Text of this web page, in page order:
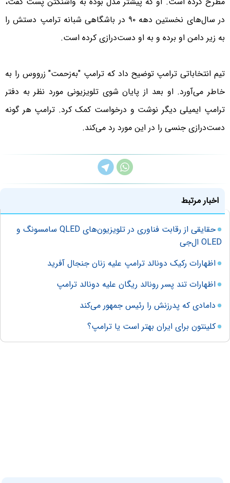
در سال‌های نخستین دهه ۹۰ در باشگاهی شبانه ترامپ دستش را
به زیر دامن او برده و به او دست‌درازی کرده است.
تیم انتخاباتی ترامپ توضیح داد که ترامپ "به‌زحمت" زرووس را به
خاطر می‌آورد. او بعد از پایان شوی تلویزیونی مورد نظر به دفتر
ترامپ ایمیلی دیگر نوشت و درخواست کمک کرد. ترامپ هر گونه
دست‌درازی جنسی را در این مورد رد می‌کند.
اخبار مرتبط
حقایقی از رقابت فناوری در تلویزیون‌های QLED سامسونگ و
OLED ال‌جی
اظهارات رکیک دونالد ترامپ علیه زنان جنجال آفرید
اظهارات تند پسر رونالد ریگان علیه دونالد ترامپ
دامادی که پدرزنش را رئیس جمهور می‌کند
کلینتون برای ایران بهتر است یا ترامپ؟